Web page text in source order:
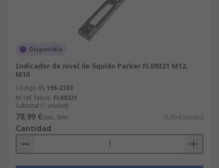
Disponible
Indicador de nivel de líquido Parker FL69321 M12,
M10
Código RS 196-2763
Nº ref. fabric. FL69321
Subtotal (1 unidad)
78,99 €(exc. IVA) 78,99 €/unidad
Cantidad